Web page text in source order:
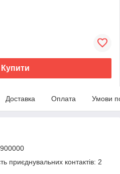
Купити
Доставка Оплата Умови
приєднувальних контактів: 2